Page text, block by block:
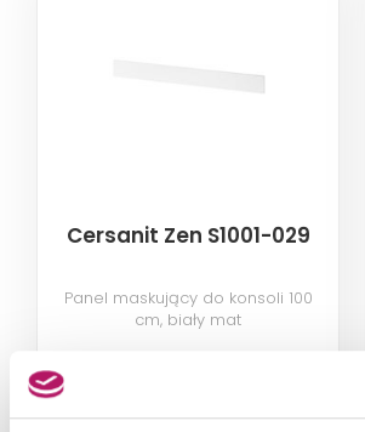
Cersanit Zen S1001-029
Panel maskujący do konsoli 100
cm, biały mat